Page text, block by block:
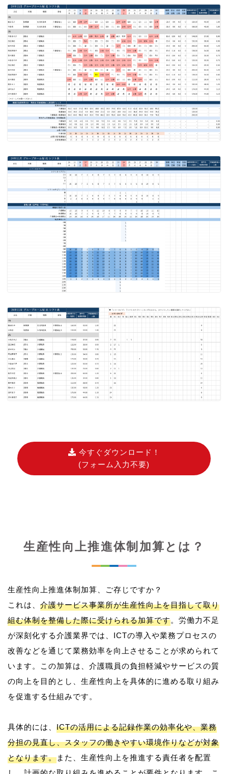
今すぐダウンロード！
(フォーム入力不要)
生産性向上推進体制加算とは？
生産性向上推進体制加算、ご存じですか？
これは、 介護サービス事業所が生産性向上を目指して取り
組む体制を整備した際に受けられる加算です。労働力不足
が深刻化する介護業界では、ICTの導入や業務プロセスの
改善などを通じて業務効率を向上させることが求められて
います。この加算は、介護職員の負担軽減やサービスの質
の向上を目的とし、生産性向上を具体的に進める取り組み
を促進する仕組みです。
具体的には、 ICTの活用による記録作業の効率化や、業務
分担の見直し、スタッフの働きやすい環境作りなどが対象
となります。また、生産性向上を推進する責任者を配置